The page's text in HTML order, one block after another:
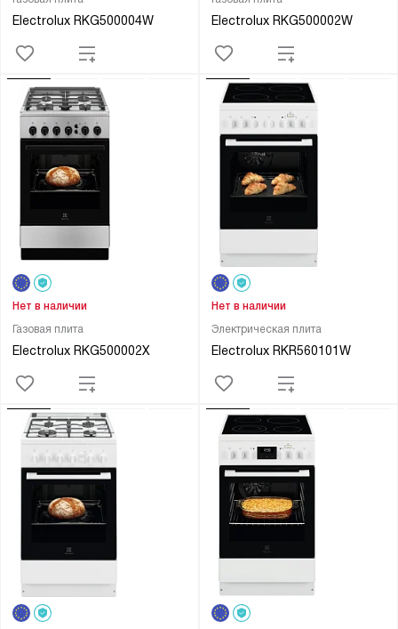
Electrolux RKG500004W Electrolux RKG500002W
Газовая плита
Electrolux RKG500002X
Нет в наличии
Электрическая плита
Electrolux RKR560101W
Нет в наличии